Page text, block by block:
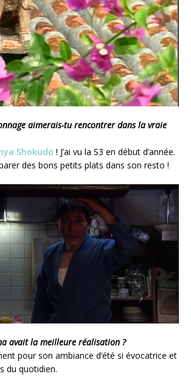
aimerais-tu rencontrer dans la vraie
Shokudo ! J’ai vu la S3 en début d’année.
des bons petits plats dans son resto !
avait la meilleure réalisation ?
pour son ambiance d’été si évocatrice et
du quotidien.